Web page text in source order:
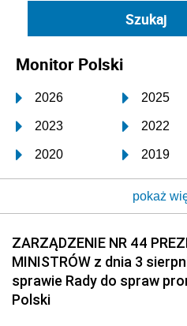
Monitor Polski
2026 2025
2023 2022
2020 2019
2017 2016
2014 2013
2011 2010
2008 2007
2005
pokaż
ZARZĄDZENIE NR 44
MINISTRÓW z dnia 3
sprawie Rady do spraw
Polski